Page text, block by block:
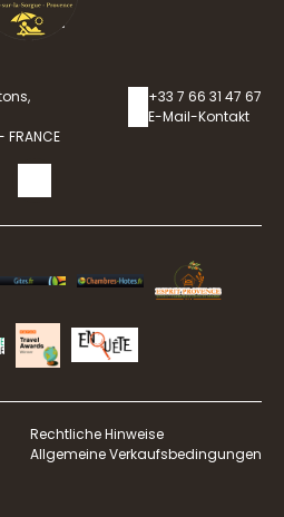
FRANCE
+33 7 66 31 47 67
E-Mail-Kontakt
Rechtliche Hinweise
Allgemeine Verkaufsbedingungen